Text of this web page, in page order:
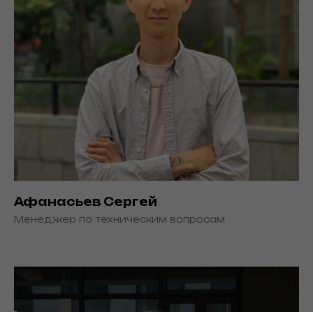
Афанасьев Сергей
Менеджер по техническим вопросам